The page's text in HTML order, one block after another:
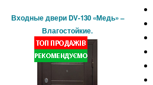
Входные двери DV-130 «Медь» –
Влагостойкие.